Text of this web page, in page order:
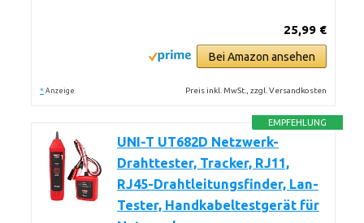
25,99 €
Bei Amazon ansehen
* Anzeige Preis inkl. MwSt., zzgl. Versandkosten
EMPFEHLUNG
UNI-T UT682D Netzwerk-
Drahttester, Tracker, RJ11,
RJ45-Drahtleitungsfinder, Lan-
Tester, Handkabeltestgerät für